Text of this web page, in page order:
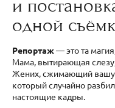
и
одной
Репортаж— это та
Мама, вытирающая
Жених, сжимающий вашу
который случайно
настоящие кадры.